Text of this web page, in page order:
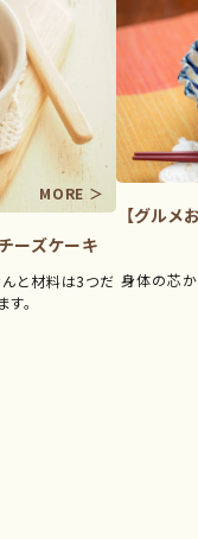
ーズケーキ
んと材料は3つだ
。
【グルメ
身体の芯か